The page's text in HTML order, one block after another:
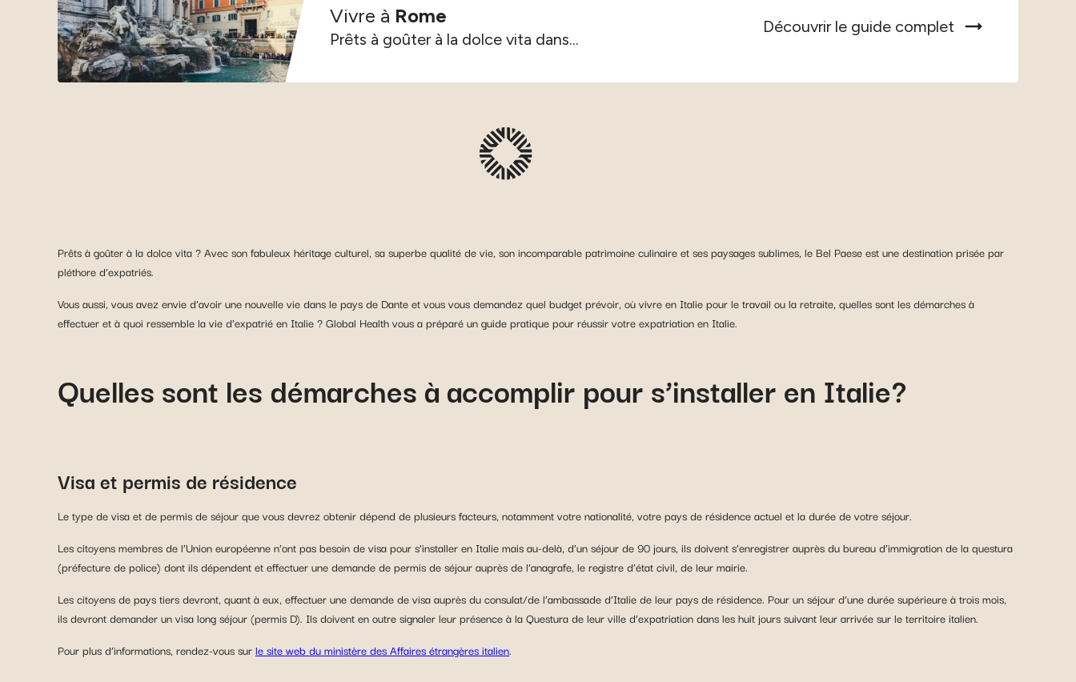
Vivre à Rome
Prêts à goûter à la dolce vita dans...
Découvrir le guide complet
Prêts à goûter à la dolce vita ? Avec son fabuleux héritage culturel, sa superbe qualité de vie, son incomparable patrimoine culinaire et ses paysages sublimes, le Bel Paese est une destination prisée par
pléthore d’expatriés.
Vous aussi, vous avez envie d’avoir une nouvelle vie dans le pays de Dante et vous vous demandez quel budget prévoir, où vivre en Italie pour le travail ou la retraite, quelles sont les démarches à
effectuer et à quoi ressemble la vie d’expatrié en Italie ? Global Health vous a préparé un guide pratique pour réussir votre expatriation en Italie.
Quelles sont les démarches à accomplir pour s’installer en Italie?
Visa et permis de résidence
Le type de visa et de permis de séjour que vous devrez obtenir dépend de plusieurs facteurs, notamment votre nationalité, votre pays de résidence actuel et la durée de votre séjour.
Les citoyens membres de l’Union européenne n’ont pas besoin de visa pour s’installer en Italie mais au-delà, d’un séjour de 90 jours, ils doivent s’enregistrer auprès du bureau d’immigration de la questura
(préfecture de police) dont ils dépendent et effectuer une demande de permis de séjour auprès de l’anagrafe, le registre d’état civil, de leur mairie.
Les citoyens de pays tiers devront, quant à eux, effectuer une demande de visa auprès du consulat/de l’ambassade d’Italie de leur pays de résidence. Pour un séjour d’une durée supérieure à trois mois,
ils devront demander un visa long séjour (permis D). Ils doivent en outre signaler leur présence à la Questura de leur ville d’expatriation dans les huit jours suivant leur arrivée sur le territoire italien.
Pour plus d’informations, rendez-vous surle site web du ministère des Affaires étrangères italien.